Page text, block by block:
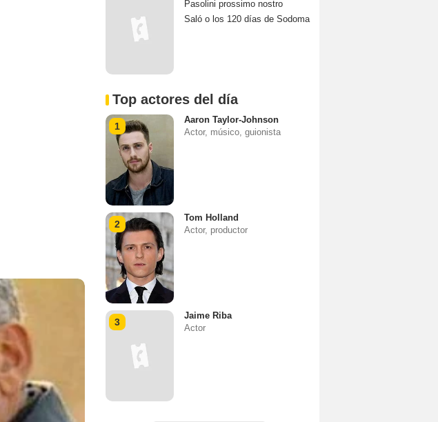
Pasolini prossimo nostro
Saló o los 120 días de Sodoma
Top actores del día
1
Aaron Taylor-Johnson
Actor, músico, guionista
2
Tom Holland
Actor, productor
3
Jaime Riba
Actor